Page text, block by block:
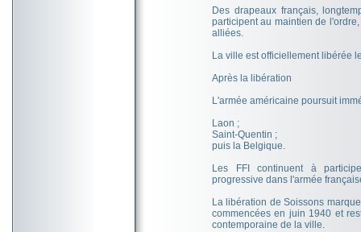
Des drapeaux français,
participent au maintien de
alliées.
La ville est officiellement libérée
Après la libération
L'armée américaine poursuit
Laon ;
Saint-Quentin ;
puis la Belgique.
Les FFI continuent à
progressive dans l'armée
La libération de Soissons
commencées en juin 1940 et
contemporaine de la ville.